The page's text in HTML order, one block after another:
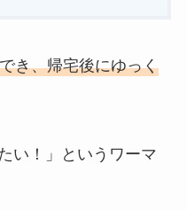
き、帰宅後にゆっく
い！」というワーマ